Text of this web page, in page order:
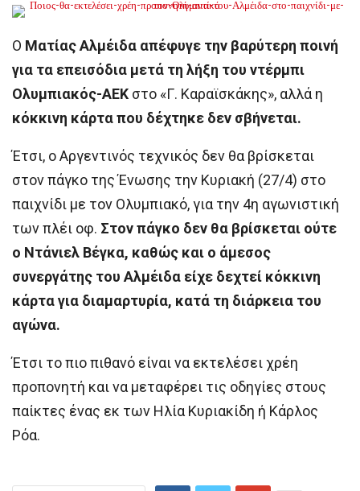
Ο Ματίας Αλμέιδα απέφυγε την βαρύτερη ποινή
για τα επεισόδια μετά τη λήξη του ντέρμπι
Ολυμπιακός-ΑΕΚ στο «Γ. Καραϊσκάκης», αλλά η
κόκκινη κάρτα που δέχτηκε δεν σβήνεται.
Έτσι, ο Αργεντινός τεχνικός δεν θα βρίσκεται
στον πάγκο της Ένωσης την Κυριακή (27/4) στο
παιχνίδι με τον Ολυμπιακό, για την 4η αγωνιστική
των πλέι οφ. Στον πάγκο δεν θα βρίσκεται ούτε
ο Ντάνιελ Βέγκα, καθώς και ο άμεσος
συνεργάτης του Αλμέιδα είχε δεχτεί κόκκινη
κάρτα για διαμαρτυρία, κατά τη διάρκεια του
αγώνα.
Έτσι το πιο πιθανό είναι να εκτελέσει χρέη
προπονητή και να μεταφέρει τις οδηγίες στους
παίκτες ένας εκ των Ηλία Κυριακίδη ή Κάρλος
Ρόα.